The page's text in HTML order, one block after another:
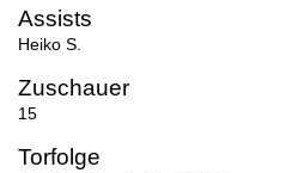
Assists
Heiko S.
Zuschauer
15
Torfolge